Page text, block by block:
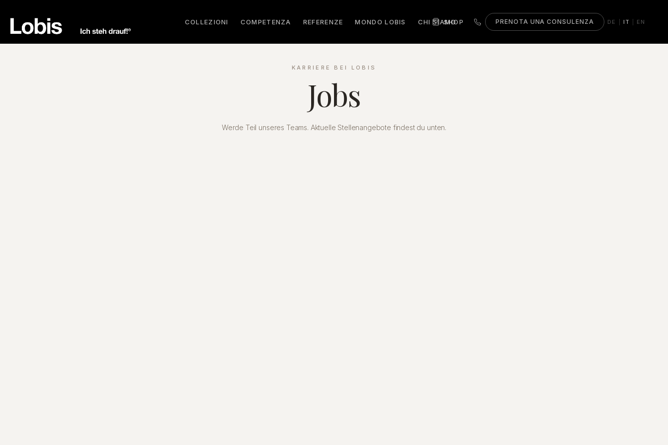
COLLEZIONI COMPETENZA REFERENZE MONDO LOBIS CHI SIAMO
SHOP PRENOTA UNA CONSULENZA DE IT EN
KARRIERE BEI LOBIS
Jobs
Werde Teil unseres Teams. Aktuelle Stellenangebote findest du unten.